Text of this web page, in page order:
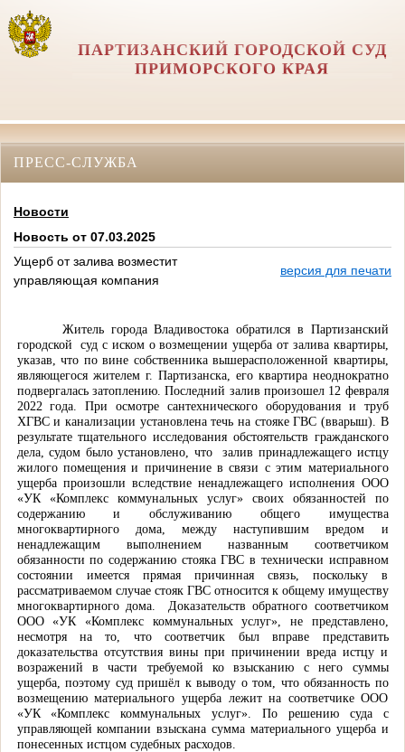
ПАРТИЗАНСКИЙ ГОРОДСКОЙ СУД
ПРИМОРСКОГО КРАЯ
ПРЕСС-СЛУЖБА
Новости
Новость от 07.03.2025
Ущерб от залива возместит
управляющая компания
версия для печати
Житель города Владивостока обратился в Партизанский
городской
суд с иском о возмещении ущерба от залива квартиры,
указав, что по вине собственника вышерасположенной квартиры,
являющегося жителем г. Партизанска, его квартира неоднократно
подвергалась затоплению. Последний залив произошел 12 февраля
2022 года. При осмотре сантехнического оборудования и труб
ХГВС и канализации установлена течь на стояке ГВС (вварыш). В
результате тщательного исследования обстоятельств гражданского
дела, судом было установлено, что
залив принадлежащего истцу
жилого помещения и причинение в связи с этим материального
ущерба произошли вследствие ненадлежащего исполнения ООО
«УК «Комплекс коммунальных услуг» своих обязанностей по
содержанию и обслуживанию общего имущества
многоквартирного дома, между наступившим вредом и
ненадлежащим выполнением названным соответчиком
обязанности по содержанию стояка ГВС в технически исправном
состоянии имеется прямая причинная связь, поскольку в
рассматриваемом случае стояк ГВС относится к общему имуществу
многоквартирного дома.
Доказательств обратного соответчиком
ООО «УК «Комплекс коммунальных услуг», не представлено,
несмотря на то, что соответчик был вправе представить
доказательства отсутствия вины при причинении вреда истцу и
возражений в части требуемой ко взысканию с него суммы
ущерба, поэтому суд пришёл к выводу о том, что обязанность по
возмещению материального ущерба лежит на соответчике ООО
«УК «Комплекс коммунальных услуг». По решению суда с
управляющей компании взыскана сумма материального ущерба и
понесенных истцом судебных расходов.